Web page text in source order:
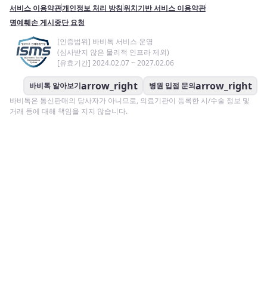
서비스 이용약관개인정보 처리 방침위치기반 서비스 이용약관
명예훼손 게시중단 요청
[인증범위] 바비톡 서비스 운영
(심사받지 않은 물리적 인프라 제외)
[유효기간] 2024.02.07 ~ 2027.02.06
바비톡 알아보기arrow_right 병원 입점 문의arrow_right
바비톡은 통신판매의 당사자가 아니므로, 의료기관이 등록한 시/수술 정보 및
거래 등에 대해 책임을 지지 않습니다.